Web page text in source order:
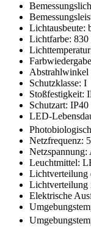
Lichtausbeute:
Lichtfarbe: 830
Abstrahlwinkel
Schutzklasse: I
Stoßfestigkeit:
Schutzart: IP40
LED-
Netzfrequenz:
Netzspannung:
Leuchtmittel:
Lichtverteilung
Lichtverteilung
Elektrische